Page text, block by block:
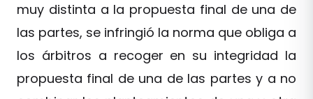
muy distinta a la propuesta final de una de
las partes, se infringió la norma que obliga a
los árbitros a recoger en su integridad la
propuesta final de una de las partes y a no